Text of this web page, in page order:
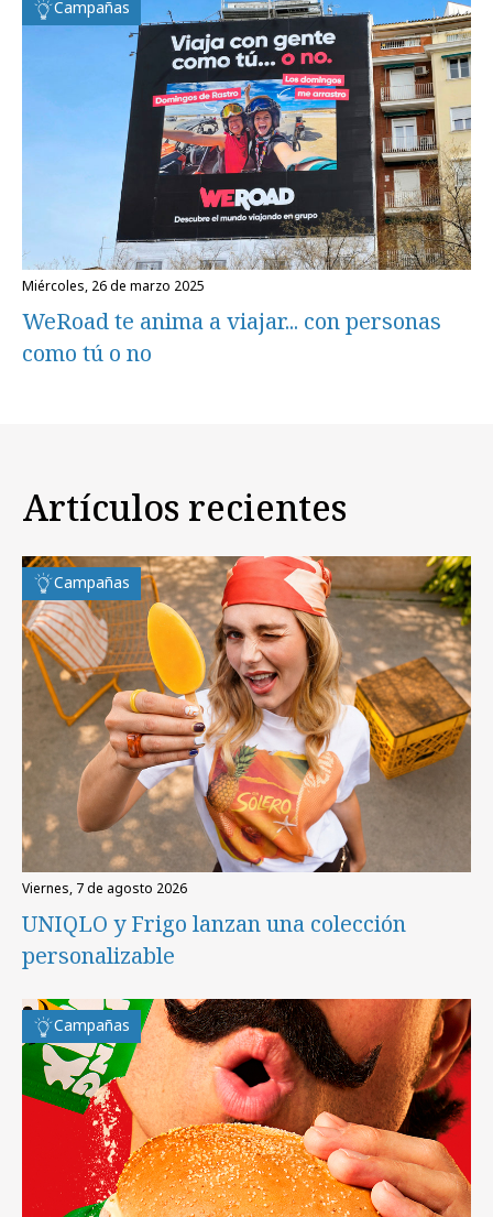
Campañas
miércoles, 26 de marzo 2025
WeRoad te anima a viajar... con personas
como tú o no
Artículos recientes
Campañas
viernes, 7 de agosto 2026
UNIQLO y Frigo lanzan una colección
personalizable
Campañas